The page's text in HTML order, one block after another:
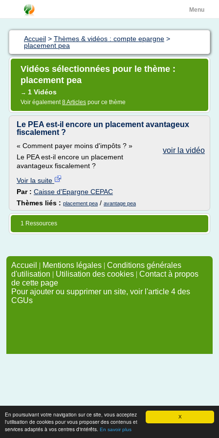
X
En poursuivant votre navigation sur ce site, vous acceptez
l'utilisation de cookies pour vous proposer des contenus et
services adaptés à vos centres d'intérêts. En savoir plus
Menu
Accueil > Thèmes & vidéos : compte epargne >
placement pea
Vidéos sélectionnées pour le thème :
placement pea
→ 1 Vidéos
Voir également8 Articles pour ce thème
Le PEA est-il encore un placement avantageux
fiscalement ?
voir la vidéo
« Comment payer moins d'impôts ? »
Le PEA est-il encore un placement
avantageux fiscalement ?
Voir la suite
Par : Caisse d'Epargne CEPAC
Thèmes liés : placement pea / avantage pea
1 Ressources
Accueil | Mentions légales | Conditions générales
d'utilisation | Utilisation des cookies | Contact à propos
de cette page
Pour ajouter ou supprimer un site, voir l'article 4 des
CGUs